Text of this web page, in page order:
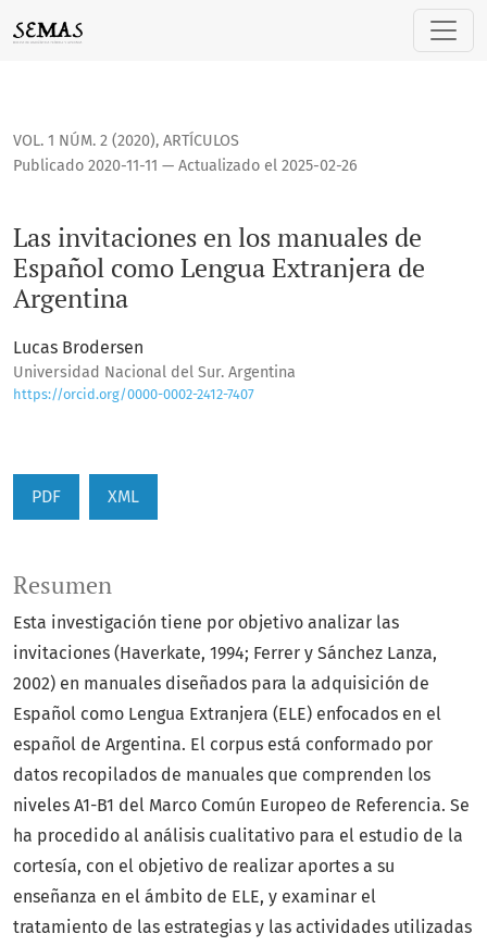
Las invitaciones en los manuales de Español como Lengua
VOL. 1 NÚM. 2 (2020), ARTÍCULOS
Las invitaciones en los manuales de
Español como Lengua Extranjera de
Argentina
Publicado 2020-11-11 — Actualizado el 2025-02-26
Lucas Brodersen
Universidad Nacional del Sur. Argentina
https://orcid.org/0000-0002-2412-7407
PDF XML
Resumen
Esta investigación tiene por objetivo analizar las
invitaciones (Haverkate, 1994; Ferrer y Sánchez Lanza,
2002) en manuales diseñados para la adquisición de
Español como Lengua Extranjera (ELE) enfocados en el
español de Argentina. El corpus está conformado por
datos recopilados de manuales que comprenden los
niveles A1-B1 del Marco Común Europeo de Referencia. Se
ha procedido al análisis cualitativo para el estudio de la
cortesía, con el objetivo de realizar aportes a su
enseñanza en el ámbito de ELE, y examinar el
tratamiento de las estrategias y las actividades utilizadas